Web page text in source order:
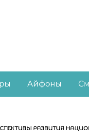
Айфоны
РАЗВИТИЯ